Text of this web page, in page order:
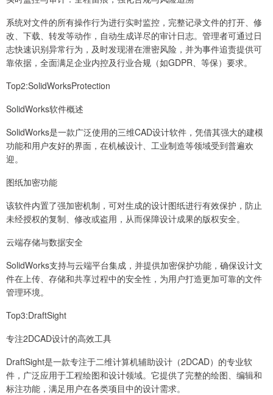
系统对文件的所有操作行为进行实时监控，完整记录文件的打开、修
改、下载、转发等动作，自动生成详尽的审计日志。管理者可通过日
志快速识别异常行为，及时发现潜在泄密风险，并为事件追责提供可
靠依据，全面满足企业内控及行业合规（如GDPR、等保）要求。
Top2:SolidWorksProtection
SolidWorks软件概述
SolidWorks是一款广泛使用的三维CAD设计软件，凭借其强大的建模
功能和用户友好的界面，在机械设计、工业制造等领域受到普遍欢
迎。
图纸加密功能
该软件内置了强加密机制，可对生成的设计图纸进行有效保护，防止
未经授权的复制、修改或盗用，从而保障设计成果的版权安全。
云端存储与数据安全
SolidWorks支持与云端平台集成，并提供加密保护功能，确保设计文
件在上传、存储和共享过程中的安全性，为用户打造更加可靠的文件
管理环境。
Top3:DraftSight
专注2DCAD设计的高效工具
DraftSight是一款专注于二维计算机辅助设计（2DCAD）的专业软
件，广泛应用于工程绘图和设计领域。它提供了完整的绘图、编辑和
标注功能，满足用户在各类项目中的设计需求。